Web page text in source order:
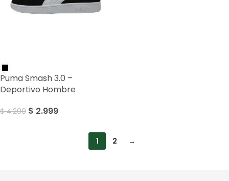
Puma Smash 3.0 –
Deportivo Hombre
$4.299 $ 2.999
1 2 →